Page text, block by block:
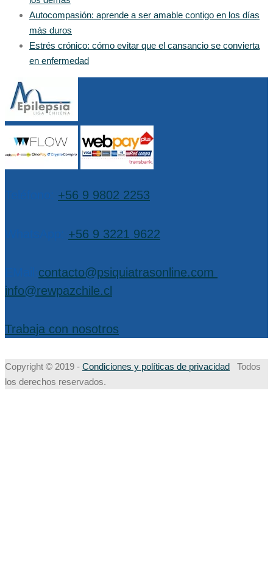
Autocompasión: aprende a ser amable contigo en los días
más duros
Estrés crónico: cómo evitar que el cansancio se convierta
en enfermedad
+56 9 9802 2253
+56 9 3221 9622
contacto@psiquiatrasonline.com
info@rewpazchile.cl
Trabaja con nosotros
Copyright © 2019 - Condiciones y políticas de privacidad Todos
los derechos reservados.